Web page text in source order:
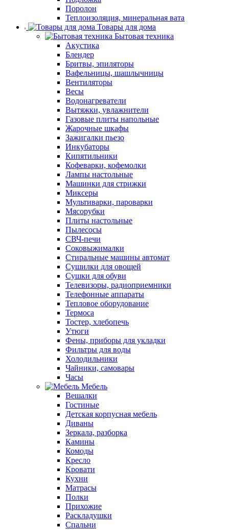
Поролон
Теплоизоляция, минеральная вата
Товары для дома
Бытовая техника
Акустика
Блендер
Бритвы, эпиляторы
Вафельницы, шашлычницы
Вентиляторы
Весы
Водонагреватели
Вытяжки, увлажнители
Газовые плиты напольные
Жарочные шкафы
Зажигалки пьезо
Инкубаторы
Кипятильники
Кофеварки, кофемолки
Лампы настольные
Машинки для стрижки
Миксеры
Мультиварки, пароварки
Мясорубки
Плиты настольные
Пылесосы
СВЧ-печи
Соковыжималки
Стиральные машины автомат
Сушилки для овощей
Сушки для обуви
Телевизоры, радиоприемники
Телефонные аппараты
Тепловое оборудование
Термоса
Тостер, хлебопечь
Утюги
Фены, приборы для укладки
Фильтры для воды
Холодильники
Чайники, самовары
Часы
Мебель
Вешалки
Гостиные
Детская корпусная мебель
Диваны
Зеркала, разборка
Камины
Комоды
Кресло
Кровати
Кухни
Матрасы
Полки
Прихожие
Раскладушки
Спальни